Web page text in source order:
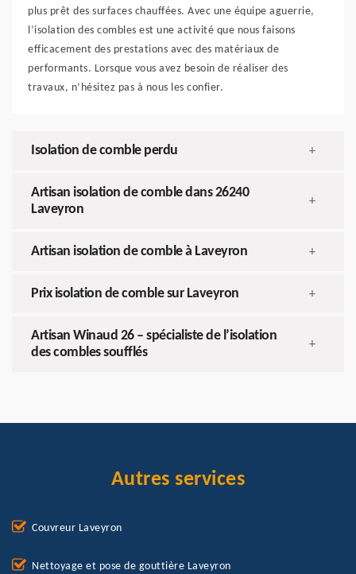
plus prêt des surfaces chauffées. Avec une équipe aguerrie,
l’isolation des combles est une activité que nous faisons
efficacement des prestations avec des matériaux de
performants. Lorsque vous avez besoin de réaliser des
travaux, n’hésitez pas à nous les confier.
Isolation de comble perdu +
Artisan isolation de comble dans 26240
Laveyron
+
Artisan isolation de comble à Laveyron +
Prix isolation de comble sur Laveyron +
Artisan Winaud 26 – spécialiste de l’isolation
des combles soufflés
+
Autres services
Couvreur Laveyron
Nettoyage et pose de gouttière Laveyron